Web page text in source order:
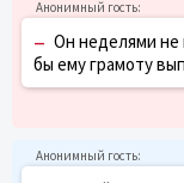
– Он неделями не
бы ему грамоту